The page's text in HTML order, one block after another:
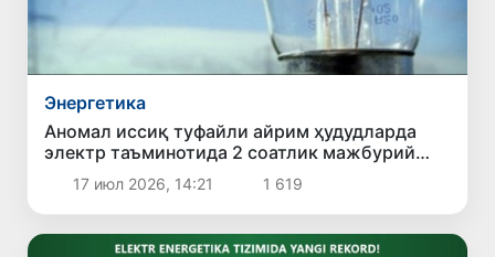
Энергетика
Аномал иссиқ туфайли айрим ҳудудларда
электр таъминотида 2 соатлик мажбурий
чеклов жорий этилди
17 июл 2026, 14:21 1 619